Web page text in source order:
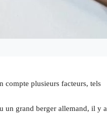
compte plusieurs facteurs, tels
un grand berger allemand, il y a